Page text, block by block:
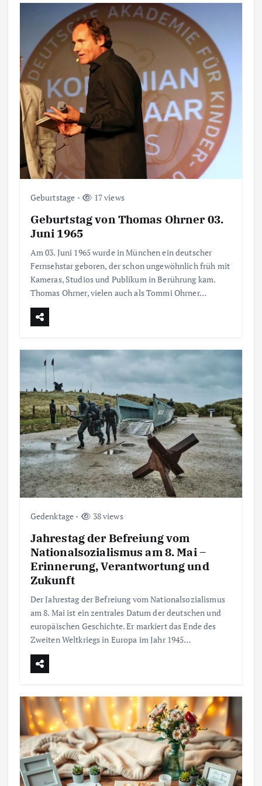
Geburtstage 17 views
Geburtstag von Thomas Ohrner 03.
Juni 1965
Am 03. Juni 1965 wurde in München ein deutscher
Fernsehstar geboren, der schon ungewöhnlich früh mit
Kameras, Studios und Publikum in Berührung kam.
Thomas Ohrner, vielen auch als Tommi Ohrner…
Gedenktage 38 views
Jahrestag der Befreiung vom
Nationalsozialismus am 8. Mai –
Erinnerung, Verantwortung und
Zukunft
Der Jahrestag der Befreiung vom Nationalsozialismus
am 8. Mai ist ein zentrales Datum der deutschen und
europäischen Geschichte. Er markiert das Ende des
Zweiten Weltkriegs in Europa im Jahr 1945…